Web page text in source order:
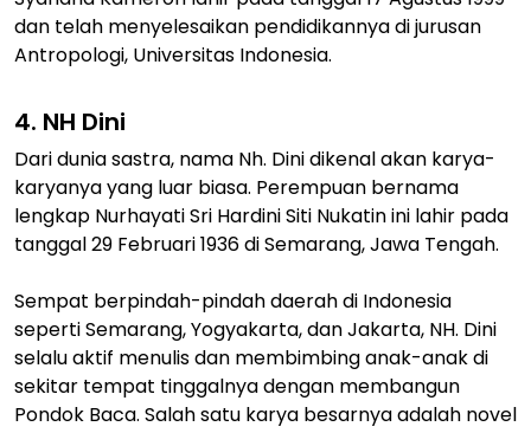
dan telah menyelesaikan pendidikannya di jurusan
Antropologi, Universitas Indonesia.
4. NH Dini
Dari dunia sastra, nama Nh. Dini dikenal akan karya-
karyanya yang luar biasa. Perempuan bernama
lengkap Nurhayati Sri Hardini Siti Nukatin ini lahir pada
tanggal 29 Februari 1936 di Semarang, Jawa Tengah.
Sempat berpindah-pindah daerah di Indonesia
seperti Semarang, Yogyakarta, dan Jakarta, NH. Dini
selalu aktif menulis dan membimbing anak-anak di
sekitar tempat tinggalnya dengan membangun
Pondok Baca. Salah satu karya besarnya adalah novel